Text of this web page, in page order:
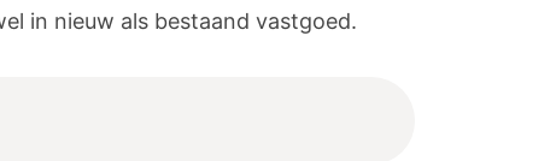
in nieuw als bestaand vastgoed.